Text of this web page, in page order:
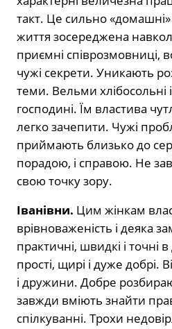
такт. Це сильно «домашні»
життя зосереджена
приємні співрозмовниці,
чужі секрети. Уникають
теми. Вельми хлібосольні
господині. Їм властива
легко зачепити. Чужі
приймають близько до
порадою, і справою. Не
свою точку зору.
Іванівни. Цим жінкам
врівноваженість і деяка
практичні, швидкі і точні в
прості, щирі і дуже добрі.
і дружини. Добре
завжди вміють знайти
спілкуванні. Трохи